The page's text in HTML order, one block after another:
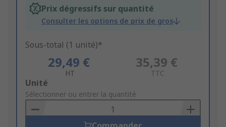
Prix dégressifs sur quantité
Consulter les options de prix de gros
Sous-total (1 unité)*
29,49 €
HT
35,39 €
TTC
Add
to
Basket
Unité
Sélectionner ou entrer la quantité